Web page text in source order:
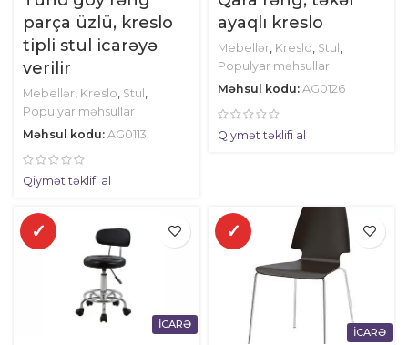
parça üzlü, kreslo
tipli stul icarəyə
verilir
Mebellər, Kreslo, Stul ,
Populyar məhsullar
Məhsul kodu: AG0113
Qiymət təklifi al
ayaqlı kreslo
Mebellər, Kreslo, Stul ,
Populyar məhsullar
Məhsul kodu: AG0126
Qiymət təklifi al
İCARƏ
✓
İCARƏ
✓